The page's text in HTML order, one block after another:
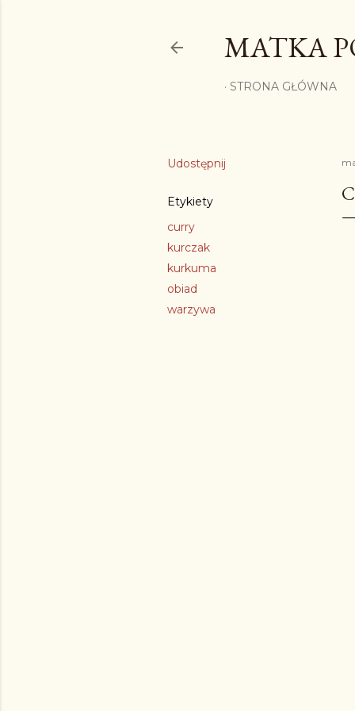
MATKA
STRONA GŁÓWNA
Udostępnij
Etykiety
curry
kurczak
kurkuma
obiad
warzywa